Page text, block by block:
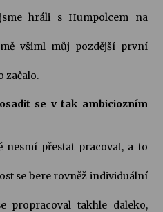
ve Stromovce: Rufus Miller
hráli s Humpolcem na
všiml můj pozdější první
začalo.
se v tak ambiciozním
nesmí přestat pracovat, a to
se bere rovněž individuální
propracoval takhle daleko,